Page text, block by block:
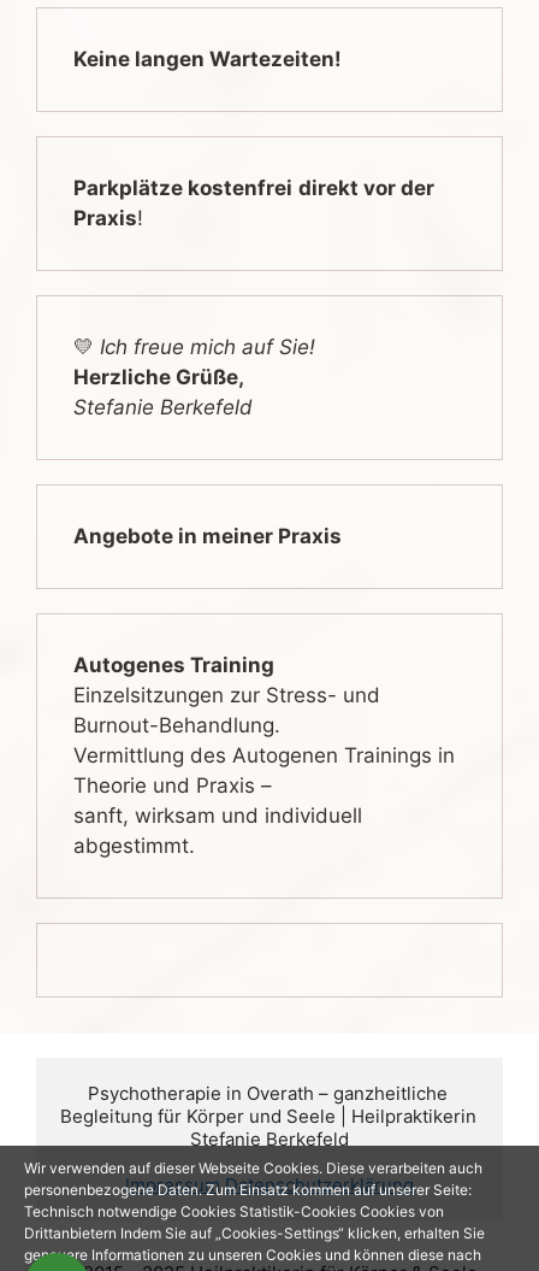
Keine langen Wartezeiten!
Parkplätze kostenfrei direkt vor der
Praxis!
💛 Ich freue mich auf Sie!
Herzliche Grüße,
Stefanie Berkefeld
Angebote in meiner Praxis
Autogenes Training
Einzelsitzungen zur Stress- und
Burnout-Behandlung.
Vermittlung des Autogenen Trainings in
Theorie und Praxis –
sanft, wirksam und individuell
abgestimmt.
Psychotherapie in Overath – ganzheitliche
Begleitung für Körper und Seele | Heilpraktikerin
Stefanie Berkefeld
Impressum Datenschutzerklärung
Wir verwenden auf dieser Webseite Cookies. Diese verarbeiten auch
personenbezogene Daten. Zum Einsatz kommen auf unserer Seite:
Technisch notwendige Cookies Statistik-Cookies Cookies von
Drittanbietern Indem Sie auf „Cookies-Settings“ klicken, erhalten Sie
genauere Informationen zu unseren Cookies und können diese nach